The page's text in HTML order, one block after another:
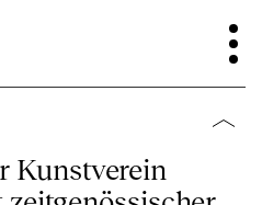
Kunstverein